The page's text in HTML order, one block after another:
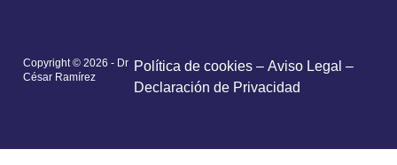
Copyright © 2026 - Dr
César Ramírez
Política de cookies –Aviso Legal –
Declaración de Privacidad